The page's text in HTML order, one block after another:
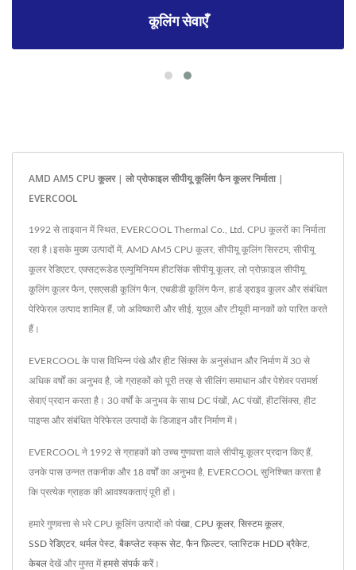
कूलिंग सेवाएँ
AMD AM5 CPU कूलर | लो प्रोफाइल सीपीयू कूलिंग फैन कूलर निर्माता |
EVERCOOL
1992 से ताइवान में स्थित, EVERCOOL Thermal Co., Ltd. CPU कूलरों का निर्माता
रहा है।इसके मुख्य उत्पादों में, AMD AM5 CPU कूलर, सीपीयू कूलिंग सिस्टम, सीपीयू
कूलर रेडिएटर, एक्सट्रूडेड एल्यूमिनियम हीटसिंक सीपीयू कूलर, लो प्रोफ़ाइल सीपीयू
कूलिंग कूलर फैन, एसएसडी कूलिंग फैन, एचडीडी कूलिंग फैन, हार्ड ड्राइव कूलर और संबंधित
पेरिफेरल उत्पाद शामिल हैं, जो अविष्कारी और सीई, यूएल और टीयूवी मानकों को पारित करते
हैं।
EVERCOOL के पास विभिन्न पंखे और हीट सिंक्स के अनुसंधान और निर्माण में 30 से
अधिक वर्षों का अनुभव है, जो ग्राहकों को पूरी तरह से सीलिंग समाधान और पेशेवर परामर्श
सेवाएं प्रदान करता है। 30 वर्षों के अनुभव के साथ DC पंखों, AC पंखों, हीटसिंक्स, हीट
पाइप्स और संबंधित पेरिफेरल उत्पादों के डिजाइन और निर्माण में।
EVERCOOL ने 1992 से ग्राहकों को उच्च गुणवत्ता वाले सीपीयू कूलर प्रदान किए हैं,
उनके पास उन्नत तकनीक और 18 वर्षों का अनुभव है, EVERCOOL सुनिश्चित करता है
कि प्रत्येक ग्राहक की आवश्यकताएं पूरी हों।
हमारे गुणवत्ता से भरे CPU कूलिंग उत्पादों को पंखा CPU कूलर, सिस्टम कूलर,
SSD रेडिएटर, थर्मल पेस्ट बैकप्लेट स्क्रू सेट फैन फ़िल्टर, प्लास्टिक HDD ब्रैकेट
केबल देखें और मुफ्त मेंहमसे संपर्क करें।